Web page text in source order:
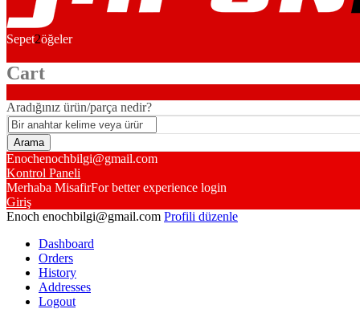
Sepet2öğeler
Cart
Aradığınız ürün/parça nedir?
Enochenochbilgi@gmail.com
Kontrol Paneli
Merhaba MisafirFor better experience login
Giriş
Enoch enochbilgi@gmail.com Profili düzenle
Dashboard
Orders
History
Addresses
Logout